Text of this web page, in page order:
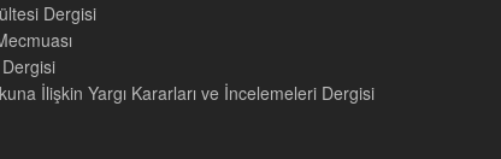
Dergisi
İlişkin Yargı Kararları ve İncelemeleri Dergisi